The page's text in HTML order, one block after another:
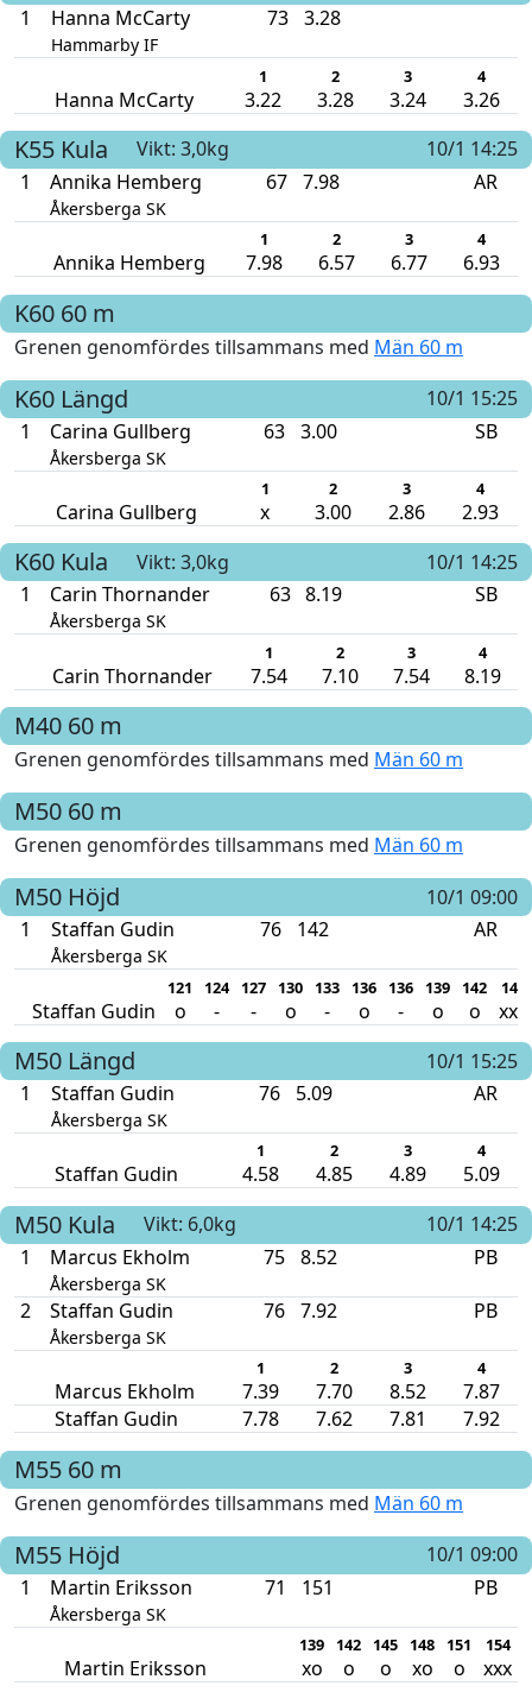
1
Hanna McCarty
Hammarby IF
73 3.28
1 2 3 4
Hanna McCarty 3.22 3.28 3.24 3.26
K55 Kula Vikt: 3,0kg
10/1 14:25
1
Annika Hemberg
Åkersberga SK
67 7.98 AR
1 2 3 4
Annika Hemberg 7.98 6.57 6.77 6.93
K60 60 m
Grenen genomfördes tillsammans med Män 60 m
K60 Längd
10/1 15:25
1
Carina Gullberg
Åkersberga SK
63 3.00 SB
1 2 3 4
Carina Gullberg x 3.00 2.86 2.93
K60 Kula Vikt: 3,0kg
10/1 14:25
1
Carin Thornander
Åkersberga SK
63 8.19 SB
1 2 3 4
Carin Thornander 7.54 7.10 7.54 8.19
M40 60 m
Grenen genomfördes tillsammans med Män 60 m
M50 60 m
Grenen genomfördes tillsammans med Män 60 m
M50 Höjd
10/1 09:00
1
Staffan Gudin
Åkersberga SK
76 142 AR
121 124 127 130 133 136 136 139 142 145
Staffan Gudin o - - o - o - o o xxx
M50 Längd
10/1 15:25
1
Staffan Gudin
Åkersberga SK
76 5.09 AR
1 2 3 4
Staffan Gudin 4.58 4.85 4.89 5.09
M50 Kula Vikt: 6,0kg
10/1 14:25
1
Marcus Ekholm
Åkersberga SK
75 8.52 PB
2 Staffan Gudin
Åkersberga SK
76 7.92 PB
1 2 3 4
Marcus Ekholm 7.39 7.70 8.52
7.87
Staffan Gudin
7.78 7.62 7.81 7.92
M55 60 m
Grenen genomfördes tillsammans med Män 60 m
M55 Höjd
10/1 09:00
1
Martin Eriksson
Åkersberga SK
71 151 PB
139 142 145 148 151 154
Martin Eriksson xo o o xo o xxx